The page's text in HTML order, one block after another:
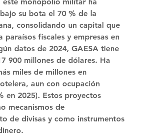
su bota el 70 % de la
consolidando un capital que
paraísos fiscales y empresas en
datos de 2024, GAESA tiene
900 millones de dólares. Ha
miles de millones en
aun con ocupación
en 2025). Estos proyectos
mecanismos de
de divisas y como instrumentos